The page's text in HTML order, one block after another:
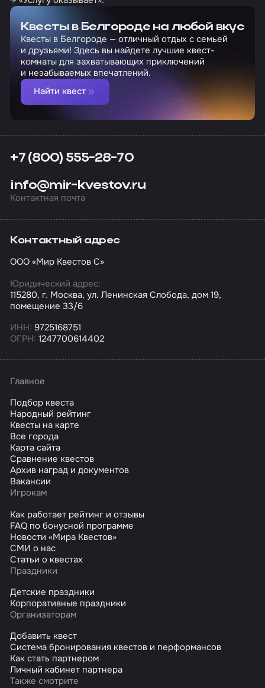
Квесты в Белгороде на любой вкус
Квесты в Белгороде — отличный отдых с семьей
и друзьями! Здесь вы найдете лучшие квест-
комнаты для захватывающих приключений
и незабываемых впечатлений.
Найти квест
+7 (800) 555-28-70
info@mir-kvestov.ru
Контактная почта
Контактный адрес
ООО «Мир Квестов С»
Юридический адрес:
115280, г. Москва, ул. Ленинская Слобода, дом 19,
помещение 33/6
ИНН: 9725168751
ОГРН: 1247700614402
Главное
Подбор квеста
Народный рейтинг
Квесты на карте
Все города
Карта сайта
Сравнение квестов
Архив наград и документов
Вакансии
Игрокам
Как работает рейтинг и отзывы
FAQ по бонусной программе
Новости «Мира Квестов»
СМИ о нас
Статьи о квестах
Праздники
Детские праздники
Корпоративные праздники
Организаторам
Добавить квест
Система бронирования квестов и перформансов
Как стать партнером
Личный кабинет партнера
Также смотрите